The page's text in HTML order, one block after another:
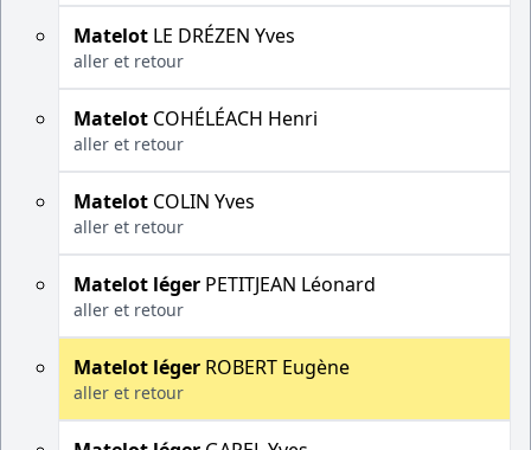
Matelot LE DRÉZEN Yves
aller et retour
Matelot COHÉLÉACH Henri
aller et retour
Matelot COLIN Yves
aller et retour
Matelot léger PETITJEAN Léonard
aller et retour
Matelot léger ROBERT Eugène
aller et retour